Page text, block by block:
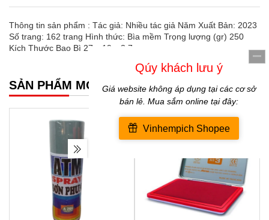
Thông tin sản phẩm : Tác giả: Nhiều tác giả Năm Xuất Bản: 2023
Số trang: 162 trang Hình thức: Bìa mềm Trọng lượng (gr) 250
Kích Thước Bao Bì 27 x 19 x 3.7 cm
SẢN PHẨM MỚI NHẤT